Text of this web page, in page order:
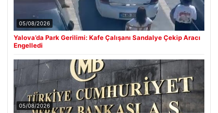
05/08/2026
Yalova’da Park Gerilimi: Kafe Çalışanı Sandalye Çekip Aracı
Engelledi
05/08/2026
Merkez Bankası’nın Nisan faiz kararı: Tarih, saat ve
ekonomist beklentileri